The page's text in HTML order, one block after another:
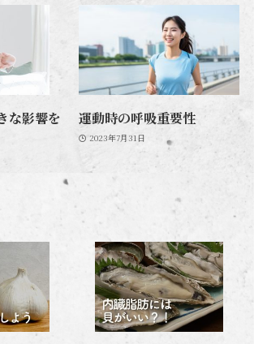
な影響を
運動時の呼吸重要性
2023年7月31日